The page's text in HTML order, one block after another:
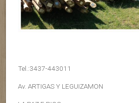
Tel.:3437-443011
Av. ARTIGAS Y LEGUIZAMON